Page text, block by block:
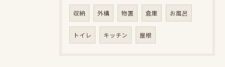
収納 外構 物置 倉庫 お風呂
トイレ キッチン 屋根